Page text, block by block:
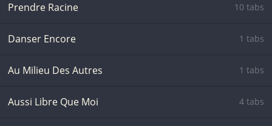
Prendre Racine 10 tabs
Danser Encore 1 tabs
Au Milieu Des Autres 1 tabs
Aussi Libre Que Moi 4 tabs